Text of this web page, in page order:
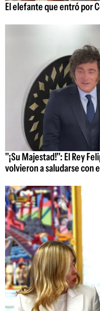
El elefante que entró por
"¡Su Majestad!": El Rey
volvieron a saludarse con